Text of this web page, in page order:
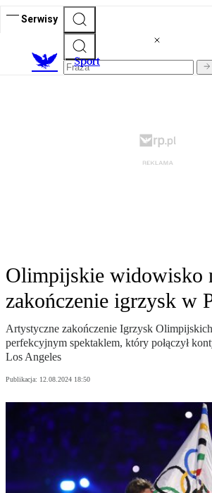
Serwisy
Sport
Olimpijskie widowisko
zakończenie igrzysk w
Artystyczne zakończenie Igrzysk
perfekcyjnym spektaklem, który połączył
Los Angeles
Publikacja: 12.08.2024 18:50